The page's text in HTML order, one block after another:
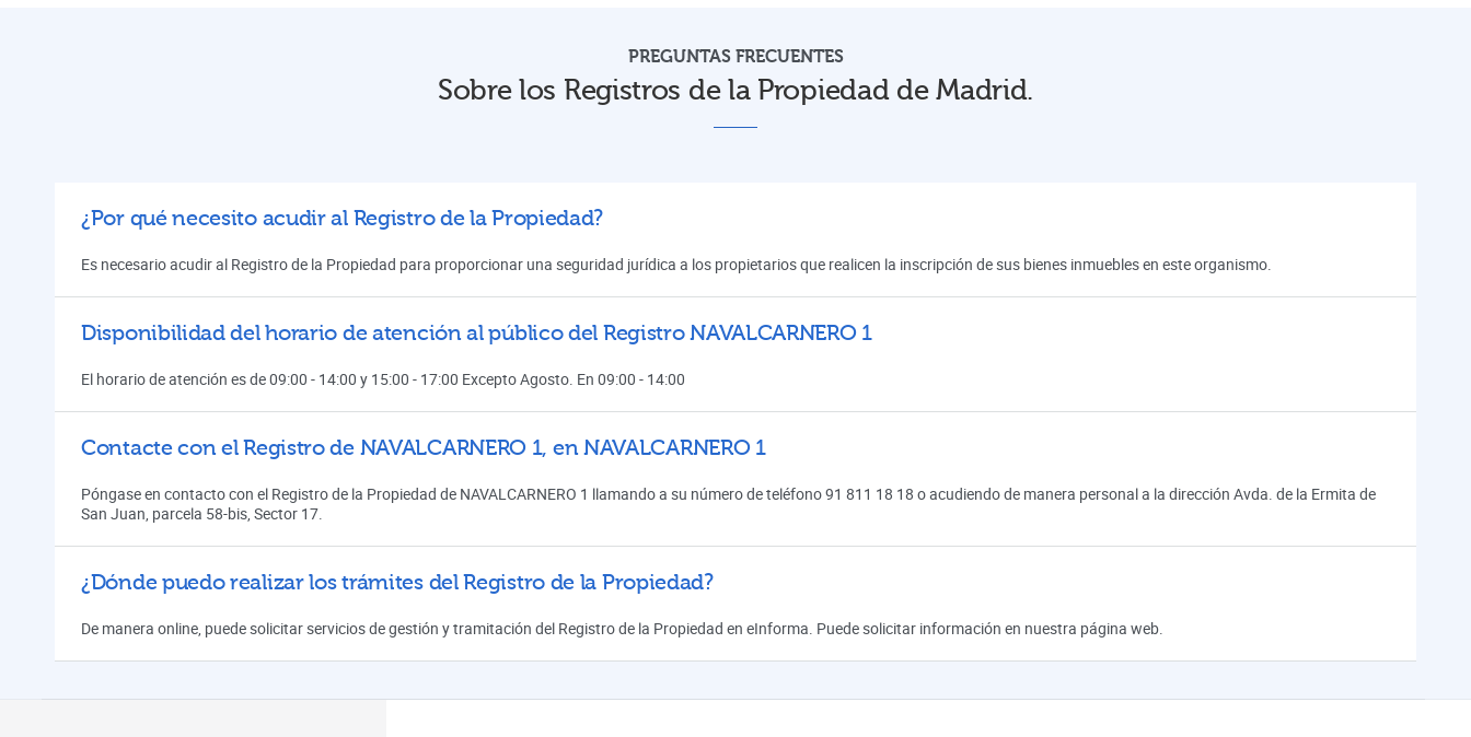
PREGUNTAS FRECUENTES
Sobre los Registros de la Propiedad de Madrid.
¿Por qué necesito acudir al Registro de la Propiedad?
Es necesario acudir al Registro de la Propiedad para proporcionar una seguridad jurídica a los propietarios que realicen la inscripción de sus bienes inmuebles en este organismo.
Disponibilidad del horario de atención al público del Registro NAVALCARNERO 1
El horario de atención es de 09:00 - 14:00 y 15:00 - 17:00 Excepto Agosto. En 09:00 - 14:00
Contacte con el Registro de NAVALCARNERO 1, en NAVALCARNERO 1
Póngase en contacto con el Registro de la Propiedad de NAVALCARNERO 1 llamando a su número de teléfono 91 811 18 18 o acudiendo de manera personal a la dirección Avda. de la Ermita de
San Juan, parcela 58-bis, Sector 17.
¿Dónde puedo realizar los trámites del Registro de la Propiedad?
De manera online, puede solicitar servicios de gestión y tramitación del Registro de la Propiedad en eInforma. Puede solicitar información en nuestra página web.